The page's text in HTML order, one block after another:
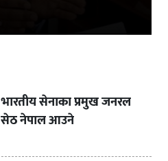
भारतीय सेनाका प्रमुख जनरल
सेठ नेपाल आउने